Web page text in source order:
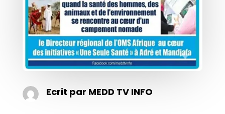
Ecrit par MEDD TV INFO